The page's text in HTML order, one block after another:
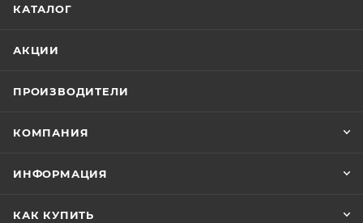
КАТАЛОГ
АКЦИИ
ПРОИЗВОДИТЕЛИ
КОМПАНИЯ
ИНФОРМАЦИЯ
КАК КУПИТЬ